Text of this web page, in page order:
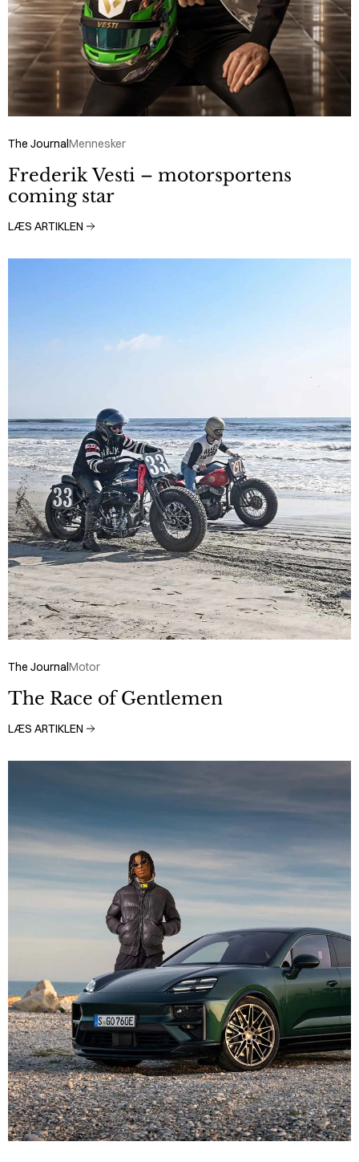
The JournalMennesker
Frederik Vesti – motorsportens
coming star
LÆS ARTIKLEN
The JournalMotor
The Race of Gentlemen
LÆS ARTIKLEN